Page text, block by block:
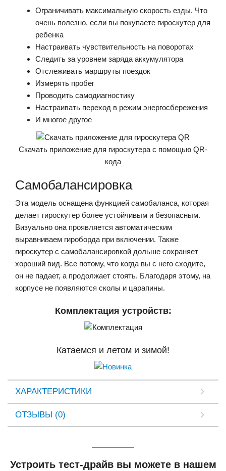
Ограничивать максимальную скорость езды. Что
очень полезно, если вы покупаете гироскутер для
ребенка
Настраивать чувствительность на поворотах
Следить за уровнем заряда аккумулятора
Отслеживать маршруты поездок
Измерять пробег
Проводить самодиагностику
Настраивать переход в режим энергосбережения
И многое другое
Скачать приложение для гироскутера с помощью QR-
кода
Самобалансировка
Эта модель оснащена функцией самобаланса, которая
делает гироскутер более устойчивым и безопасным.
Визуально она проявляется автоматическим
выравниваем гироборда при включении. Также
гироскутер с самобалансировкой дольше сохраняет
хороший вид. Все потому, что когда вы с него сходите,
он не падает, а продолжает стоять. Благодаря этому, на
корпусе не появляются сколы и царапины.
Комплектация устройств:
Катаемся и летом и зимой!
ХАРАКТЕРИСТИКИ
ОТЗЫВЫ (0)
Устроить тест-драйв вы можете в нашем